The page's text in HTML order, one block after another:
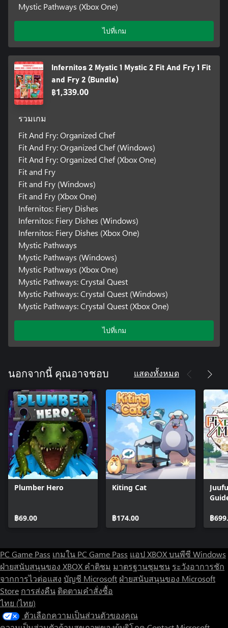
Mystic Pathways (Xbox One)
ไปที่เกม
Infernitos 2 Mystic 1 Mystic 2 Fit And Fry 1 Fit
and Fry 2 (Bundle)
฿1,339.00
รวมเกม
Fit And Fry: Organized Chef
Fit And Fry: Organized Chef (Windows)
Fit And Fry: Organized Chef (Xbox One)
Fit and Fry
Fit and Fry (Windows)
Fit and Fry (Xbox One)
Infernitos: Fiery Dishes
Infernitos: Fiery Dishes (Windows)
Infernitos: Fiery Dishes (Xbox One)
Mystic Pathways
Mystic Pathways (Windows)
Mystic Pathways (Xbox One)
Mystic Pathways: Crystal Quest
Mystic Pathways: Crystal Quest (Windows)
Mystic Pathways: Crystal Quest (Xbox One)
ไปที่เกม
นอกจากนี้ คุณอาจชอบ แสดงทั้งหมด
Plumber Hero
฿69.00
Kiting Cat
฿174.00
฿
PC Game Pass เกมใน PC Game Pass แอป XBOX บนพีซี Windows
ฝ่ายสนับสนุนของ XBOX คำติชม มาตรฐานชุมชน ระวังอาการชัก
จากการไวต่อแสง บัญชี Microsoft ฝ่ายสนับสนุนของ Microsoft
Store การส่งคืน ติดตามคำสั่งซื้อ
ไทย (ไทย)
ตัวเลือกความเป็นส่วนตัวของคุณ